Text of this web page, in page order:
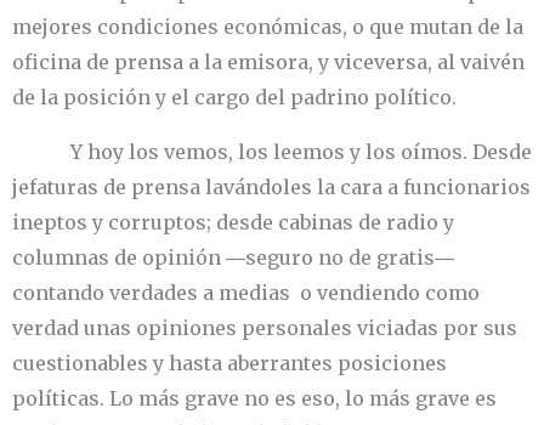
mejores condiciones económicas, o que mutan de la
oficina de prensa a la emisora, y viceversa, al vaivén
de la posición y el cargo del padrino político.
Y hoy los vemos, los leemos y los oímos. Desde
jefaturas de prensa lavándoles la cara a funcionarios
ineptos y corruptos; desde cabinas de radio y
columnas de opinión ―seguro no de gratis―
contando verdades a medias o vendiendo como
verdad unas opiniones personales viciadas por sus
cuestionables y hasta aberrantes posiciones
políticas. Lo más grave no es eso, lo más grave es